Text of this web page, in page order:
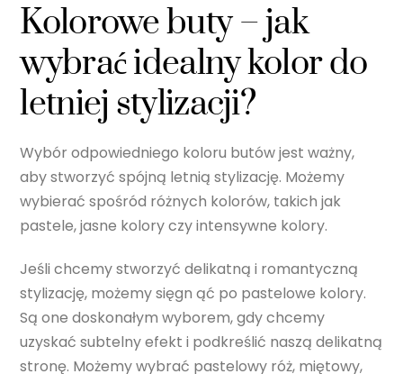
Kolorowe buty – jak
wybrać idealny kolor do
letniej stylizacji?
Wybór odpowiedniego koloru butów jest ważny,
aby stworzyć spójną letnią stylizację. Możemy
wybierać spośród różnych kolorów, takich jak
pastele, jasne kolory czy intensywne kolory.
Jeśli chcemy stworzyć delikatną i romantyczną
stylizację, możemy sięgn ąć po pastelowe kolory.
Są one doskonałym wyborem, gdy chcemy
uzyskać subtelny efekt i podkreślić naszą delikatną
stronę. Możemy wybrać pastelowy róż, miętowy,